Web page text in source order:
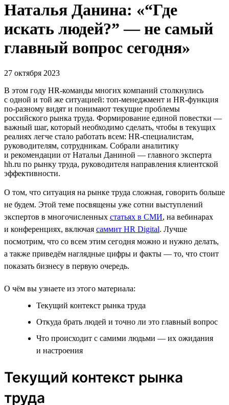
Наталья Данина: «“Где
искать людей?” — не самый
главный вопрос сегодня»
27 октября 2023
В этом году HR-команды многих компаний столкнулись
с одной и той же ситуацией: топ-менеджмент и HR-функция
по-разному видят и понимают текущие проблемы
российского рынка труда. Формирование единой повестки —
важный шаг, который необходимо сделать, чтобы в текущих
реалиях легче стало работать всем: HR-специалистам,
руководителям, сотрудникам. Собрали аналитику
и рекомендации от Натальи Даниной — главного эксперта
hh.ru по рынку труда, руководителя направления клиентской
эффективности.
О том, что ситуация на рынке труда сложная, говорить больше
не будем. Этой теме посвящены уже сотни выступлений
экспертов в многочисленных статьях в СМИ, на вебинарах
и конференциях, включая саммит HR Digital. Лучше
посмотрим, что со всем этим сегодня можно и нужно делать,
а также приведём наглядные цифры и факты — то, что стоит
показать бизнесу в первую очередь.
О чём вы узнаете из этого материала:
Текущий контекст рынка труда
Откуда брать людей и точно ли это главный вопрос
Что происходит с самими людьми — их ожидания
и настроения
Текущий контекст рынка
труда